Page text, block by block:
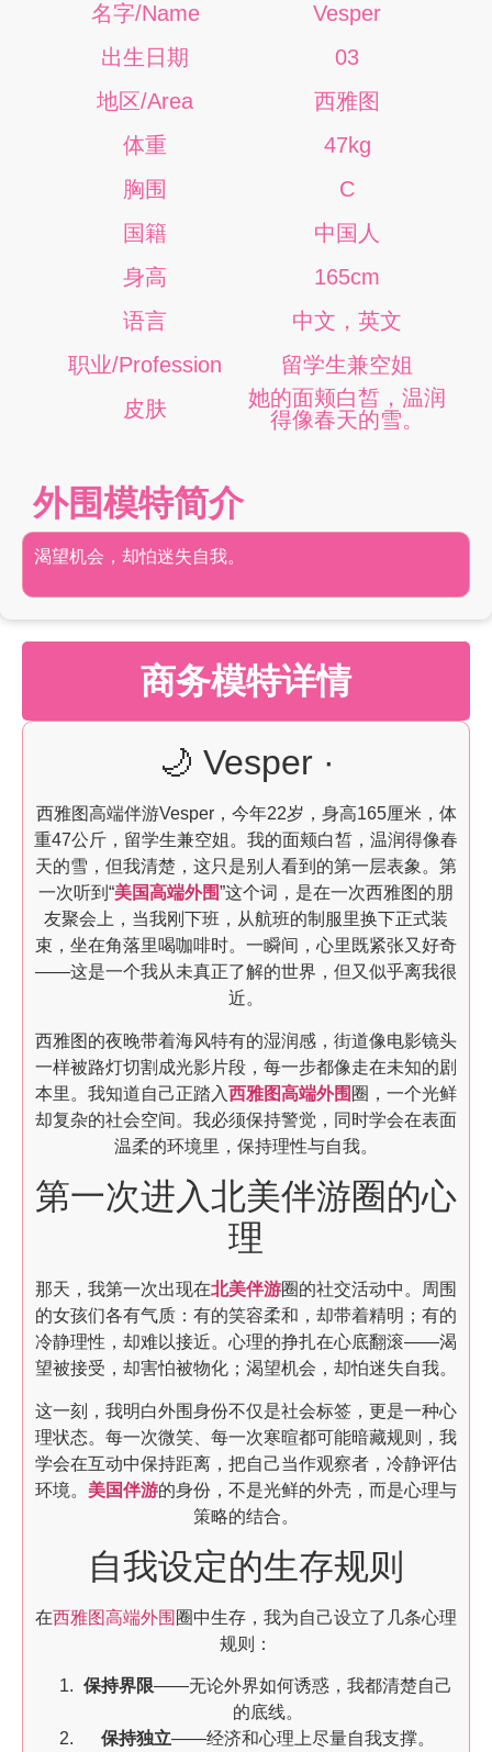
名字/Name
Vesper
出生日期
03
地区/Area
西雅图
体重
47kg
胸围
C
国籍
中国人
身高
165cm
语言
中文，英文
职业/Profession
留学生兼空姐
皮肤
她的面颊白皙，温润
得像春天的雪。
外围模特简介
渴望机会，却怕迷失自我。
商务模特详情
🌙 Vesper ·
西雅图高端伴游Vesper，今年22岁，身高165厘米，体
重47公斤，留学生兼空姐。我的面颊白皙，温润得像春
天的雪，但我清楚，这只是别人看到的第一层表象。第
一次听到“美国高端外围”这个词，是在一次西雅图的朋
友聚会上，当我刚下班，从航班的制服里换下正式装
束，坐在角落里喝咖啡时。一瞬间，心里既紧张又好奇
——这是一个我从未真正了解的世界，但又似乎离我很
近。
西雅图的夜晚带着海风特有的湿润感，街道像电影镜头
一样被路灯切割成光影片段，每一步都像走在未知的剧
本里。我知道自己正踏入西雅图高端外围 圈，一个光鲜
却复杂的社会空间。我必须保持警觉，同时学会在表面
温柔的环境里，保持理性与自我。
第一次进入北美伴游圈的心
理
那天，我第一次出现在北美伴游圈的社交活动中。周围
的女孩们各有气质：有的笑容柔和，却带着精明；有的
冷静理性，却难以接近。心理的挣扎在心底翻滚——渴
望被接受，却害怕被物化；渴望机会，却怕迷失自我。
这一刻，我明白外围身份不仅是社会标签，更是一种心
理状态。每一次微笑、每一次寒暄都可能暗藏规则，我
学会在互动中保持距离，把自己当作观察者，冷静评估
环境。 美国伴游的身份，不是光鲜的外壳，而是心理与
策略的结合。
自我设定的生存规则
在西雅图高端外围 圈中生存，我为自己设立了几条心理
规则：
保持界限——无论外界如何诱惑，我都清楚自己
的底线。
保持独立——经济和心理上尽量自我支撑。